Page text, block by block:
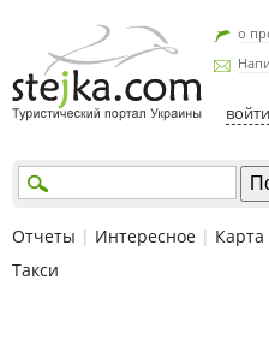
о
войти
Отчеты | Интересное | Карта
Такси